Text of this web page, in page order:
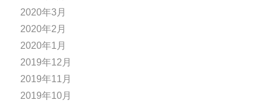
2020年3月
2020年2月
2020年1月
2019年12月
2019年11月
2019年10月